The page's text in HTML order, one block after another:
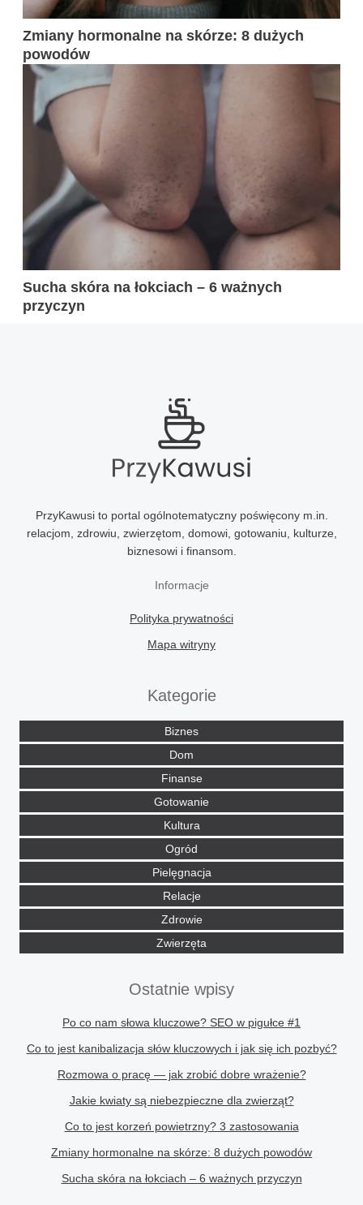
Zmiany hormonalne na skórze: 8 dużych
powodów
Sucha skóra na łokciach – 6 ważnych
przyczyn
PrzyKawusi to portal ogólnotematyczny poświęcony m.in.
relacjom, zdrowiu, zwierzętom, domowi, gotowaniu, kulturze,
biznesowi i finansom.
Informacje
Polityka prywatności
Mapa witryny
Kategorie
Biznes
Dom
Finanse
Gotowanie
Kultura
Ogród
Pielęgnacja
Relacje
Zdrowie
Zwierzęta
Ostatnie wpisy
Po co nam słowa kluczowe? SEO w pigułce #1
Co to jest kanibalizacja słów kluczowych i jak się ich pozbyć?
Rozmowa o pracę — jak zrobić dobre wrażenie?
Jakie kwiaty są niebezpieczne dla zwierząt?
Co to jest korzeń powietrzny? 3 zastosowania
Zmiany hormonalne na skórze: 8 dużych powodów
Sucha skóra na łokciach – 6 ważnych przyczyn